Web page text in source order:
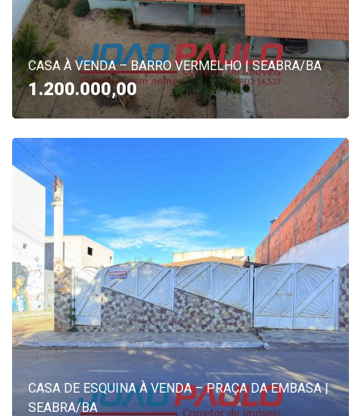
CASA À VENDA – BARRO VERMELHO | SEABRA/BA
1.200.000,00
CASA DE ESQUINA À VENDA – PRAÇA DA EMBASA |
SEABRA/BA